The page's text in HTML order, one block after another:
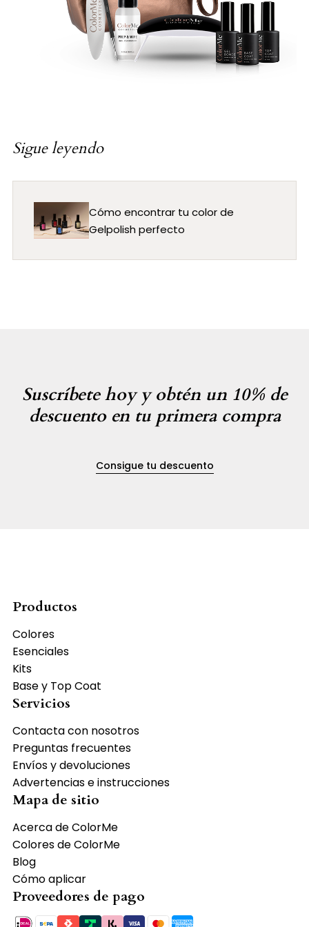
Sigue leyendo
Cómo encontrar tu color de
Gelpolish perfecto
Suscríbete hoy y obtén un 10% de
descuento en tu primera compra
Consigue tu descuento
Productos
Colores
Esenciales
Kits
Base y Top Coat
Servicios
Contacta con nosotros
Preguntas frecuentes
Envíos y devoluciones
Advertencias e instrucciones
Mapa de sitio
Acerca de ColorMe
Colores de ColorMe
Blog
Cómo aplicar
Proveedores de pago